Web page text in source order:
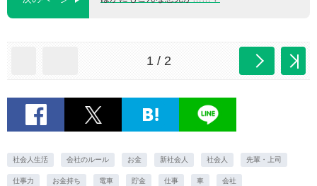
1 / 2
社会人生活 会社のルール お金 新社会人 社会人 先輩・上司
仕事力 お金持ち 電車 貯金 仕事 車 会社